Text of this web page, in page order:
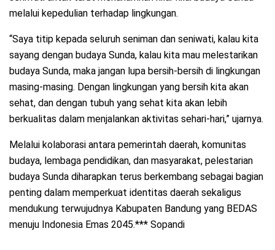
melalui kepedulian terhadap lingkungan.
“Saya titip kepada seluruh seniman dan seniwati, kalau kita
sayang dengan budaya Sunda, kalau kita mau melestarikan
budaya Sunda, maka jangan lupa bersih-bersih di lingkungan
masing-masing. Dengan lingkungan yang bersih kita akan
sehat, dan dengan tubuh yang sehat kita akan lebih
berkualitas dalam menjalankan aktivitas sehari-hari,” ujarnya.
Melalui kolaborasi antara pemerintah daerah, komunitas
budaya, lembaga pendidikan, dan masyarakat, pelestarian
budaya Sunda diharapkan terus berkembang sebagai bagian
penting dalam memperkuat identitas daerah sekaligus
mendukung terwujudnya Kabupaten Bandung yang BEDAS
menuju Indonesia Emas 2045.*** Sopandi